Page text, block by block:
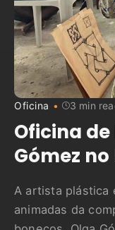
Oficina 3 min
Oficina
Gómez
A artista plástica
animadas da